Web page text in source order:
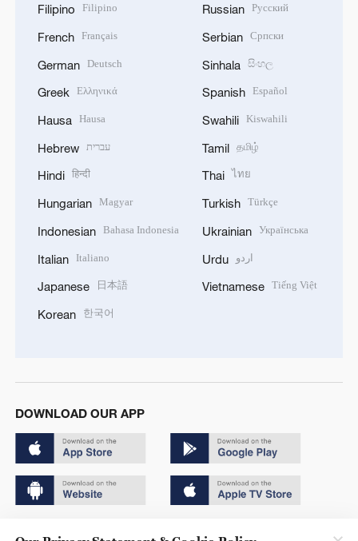
Filipino Filipino
French Français
German Deutsch
Greek Ελληνικά
Hausa Hausa
Hebrew עברית
Hindi हिन्दी
Hungarian Magyar
Indonesian Bahasa Indonesia
Italian Italiano
Japanese 日本語
Korean 한국어
Russian Русский
Serbian Српски
Sinhala සිංහල
Spanish Español
Swahili Kiswahili
Tamil தமிழ்
Thai ไทย
Turkish Türkçe
Ukrainian Українська
Urdu اردو
Vietnamese Tiếng Việt
DOWNLOAD OUR APP